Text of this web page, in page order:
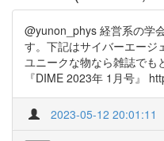
@yunon_phys 経営系の学
す。下記はサイバーエー
ユニークな物なら雑誌でも
『DIME 2023年 1月号』
2023-05-12 20:01:11